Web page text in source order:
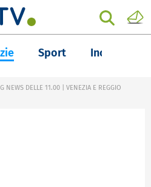
Sport Inchieste
NEWS DELLE 11.00 | VENEZIA E REGGIO